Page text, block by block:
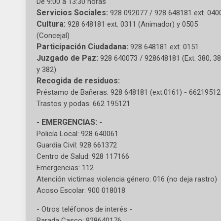
Servicios Sociales: 928 092077 / 928 648181 ext.
Cultura: 928 648181 ext. 0311 (Animador) y 0505
(Concejal)
Participación Ciudadana: 928 648181 ext. 0151
Juzgado de Paz: 928 640073 / 928648181 (Ext. 380,
y 382)
Recogida de residuos:
Préstamo de Bañeras: 928 648181 (ext.0161) -
Trastos y podas: 662 195121
- EMERGENCIAS: -
Policía Local: 928 640061
Guardia Civil: 928 661372
Centro de Salud: 928 117166
Emergencias: 112
Atención victimas violencia género: 016 (no deja rastro)
Acoso Escolar: 900 018018
- Otros teléfonos de interés -